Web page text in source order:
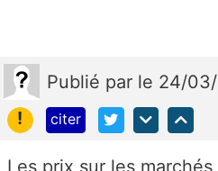
Publié par le 24/03/
!
citer